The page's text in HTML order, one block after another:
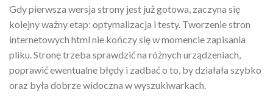
Gdy pierwsza wersja strony jest już gotowa, zaczyna się
kolejny ważny etap: optymalizacja i testy. Tworzenie stron
internetowych html nie kończy się w momencie zapisania
pliku. Stronę trzeba sprawdzić na różnych urządzeniach,
poprawić ewentualne błędy i zadbać o to, by działała szybko
oraz była dobrze widoczna w wyszukiwarkach.